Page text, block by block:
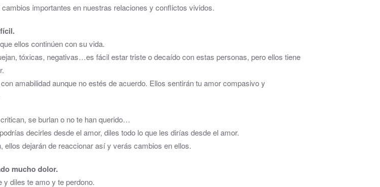
importantes en nuestras relaciones y conflictos vividos.
ellos continúen con su vida.
tóxicas, negativas…es fácil estar triste o decaído con estas personas, pero ellos tiene
amabilidad aunque no estés de acuerdo. Ellos sentirán tu amor compasivo y
se burlan o no te han querido…
decirles desde el amor, diles todo lo que les dirías desde el amor.
dejarán de reaccionar así y verás cambios en ellos.
mucho dolor.
diles te amo y te perdono.